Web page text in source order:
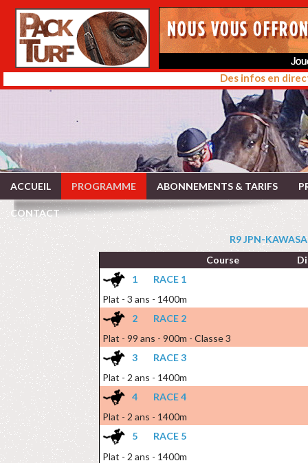
Des infos en
ACCUEIL PROGRAMME ABONNEMENTS & TARIFS
CONTACT
R9 JPN-
Course
1
RACE 1
Plat - 3 ans - 1400m
2
RACE 2
Plat - 99 ans - 900m - Classe 3
3
RACE 3
Plat - 2 ans - 1400m
4
RACE 4
Plat - 2 ans - 1400m
5
RACE 5
Plat - 2 ans - 1400m